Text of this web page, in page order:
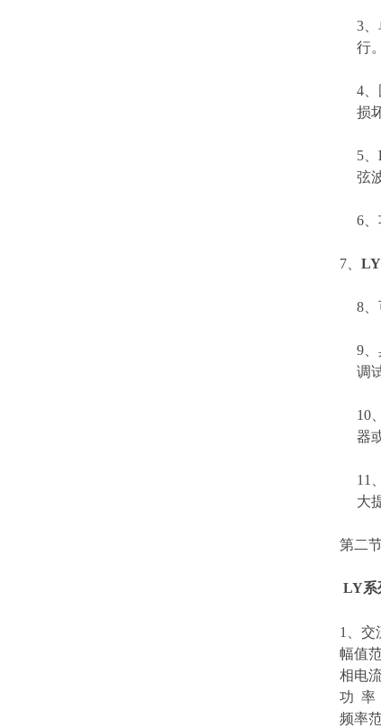
3
行。
4
损
5、
弦
6
7、
8
9
调
10
器
11、
大
第二
LY系
1、交
幅值
相电
功 率
频率